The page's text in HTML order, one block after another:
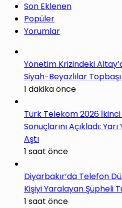
Son Eklenen
Popüler
Yorumlar
Yönetim Krizindeki
Siyah-Beyazlılar
1 dakika önce
Türk Telekom 2026
Sonuçlarını Açıkladı:
Aştı
1 saat önce
Diyarbakır’da Telefon
Kişiyi Yaralayan Şüpheli
1 saat önce